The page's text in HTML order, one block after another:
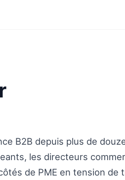
B2B depuis plus de
les directeurs
de PME en tension